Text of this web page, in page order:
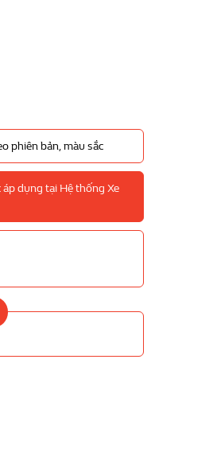
phiên bản, màu sắc
dụng tại Hệ thống Xe